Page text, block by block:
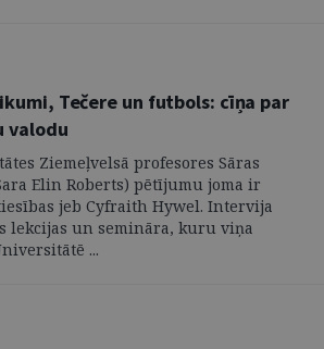
Tečere un futbols: cīņa par
valodu
Ziemeļvelsā profesores Sāras
Elin Roberts) pētījumu joma ir
jeb Cyfraith Hywel. Intervija
lekcijas un semināra, kuru viņa
...